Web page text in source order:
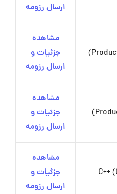
ارسال رزومه
مشاهده
جزئیات و
ارسال رزومه
مشاهده
جزئیات و
ارسال رزومه
مشاهده
جزئیات و
ارسال رزومه